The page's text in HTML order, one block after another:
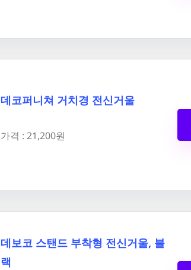
데코퍼니쳐 거치경 전신거울
가격 : 21,200원
데보코 스탠드 부착형 전신거울, 블
랙